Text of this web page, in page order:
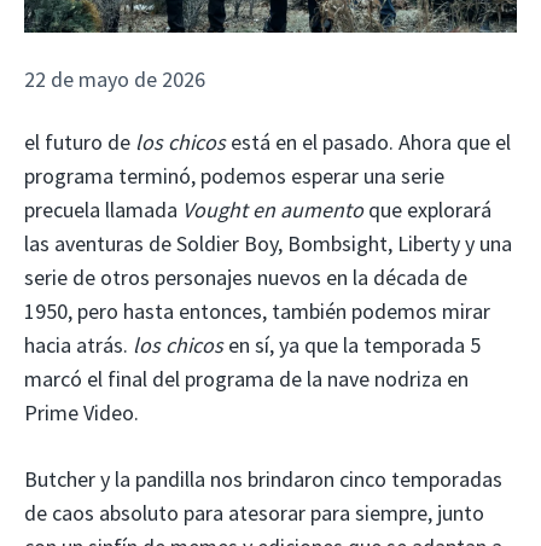
22 de mayo de 2026
el futuro de los chicosestá en el pasado. Ahora que el
programa terminó, podemos esperar una serie
precuela llamada Vought en aumentoque explorará
las aventuras de Soldier Boy, Bombsight, Liberty y una
serie de otros personajes nuevos en la década de
1950, pero hasta entonces, también podemos mirar
hacia atrás. los chicosen sí, ya que la temporada 5
marcó el final del programa de la nave nodriza en
Prime Video.
Butcher y la pandilla nos brindaron cinco temporadas
de caos absoluto para atesorar para siempre, junto